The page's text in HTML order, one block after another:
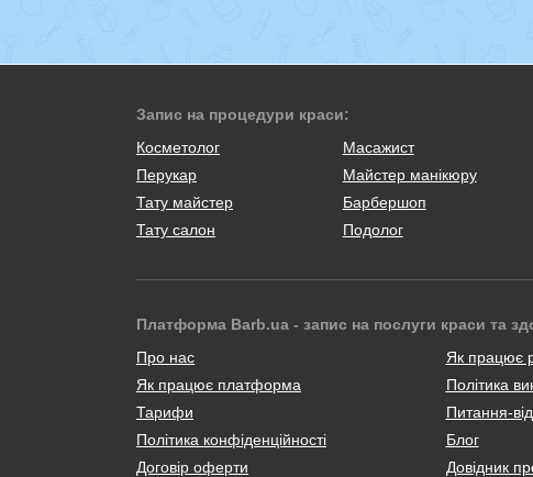
Запис на процедури краси:
Косметолог
Масажист
Перукар
Майстер манікюру
Тату майстер
Барбершоп
Тату салон
Подолог
Платформа Barb.ua - запис на послуги краси та
Про нас
Як працює платформа
Тарифи
Політика конфіденційності
Договір оферти
Як працює
Політика
Питання-
Блог
Довідник